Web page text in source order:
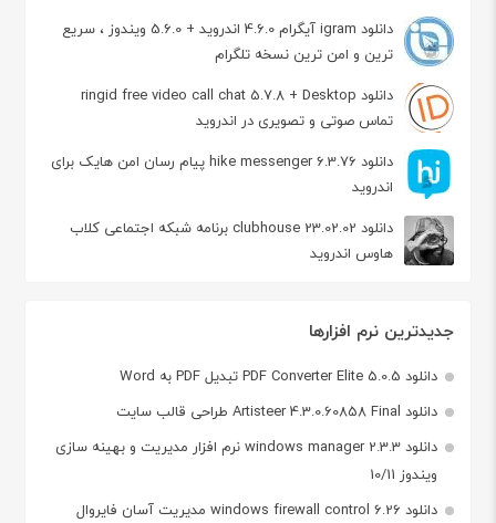
دانلود igram آیگرام 4.6.0 اندروید + 5.6.0 ویندوز ، سریع
ترین و امن ترین نسخه تلگرام
دانلود ringid free video call chat 5.7.8 + Desktop
تماس صوتی و تصویری در اندروید
دانلود hike messenger 6.3.76 پیام‌ رسان‌ امن هایک برای
اندروید
دانلود clubhouse 23.02.02 برنامه شبکه اجتماعی کلاب
هاوس اندروید
جدیدترین نرم افزارها
دانلود PDF Converter Elite 5.0.5 تبدیل PDF به Word
دانلود Artisteer 4.3.0.60858 Final طراحی قالب سایت
دانلود windows manager 2.3.3 نرم افزار مدیریت و بهینه سازی
ویندوز 10/11
دانلود windows firewall control 6.26 مدیریت آسان فایروال